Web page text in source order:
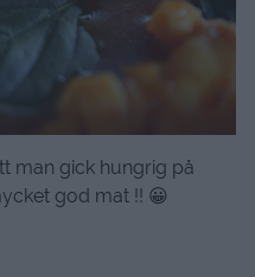
man gick hungrig på
god mat !! 😀